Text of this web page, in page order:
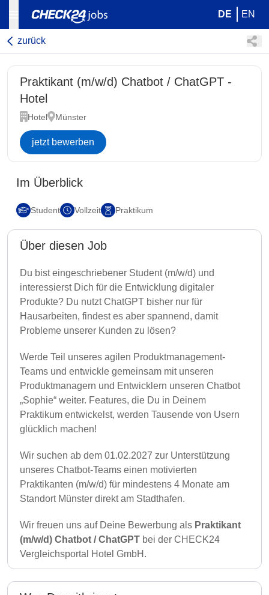
DE EN
zurück
Praktikant (m/w/d) Chatbot / ChatGPT -
Hotel
Hotel Münster
jetzt bewerben
Im Überblick
Student Vollzeit Praktikum
Über diesen Job
Du bist eingeschriebener Student (m/w/d) und
interessierst Dich für die Entwicklung digitaler
Produkte? Du nutzt ChatGPT bisher nur für
Hausarbeiten, findest es aber spannend, damit
Probleme unserer Kunden zu lösen?
Werde Teil unseres agilen Produktmanagement-
Teams und entwickle gemeinsam mit unseren
Produktmanagern und Entwicklern unseren Chatbot
„Sophie“ weiter. Features, die Du in Deinem
Praktikum entwickelst, werden Tausende von Usern
glücklich machen!
Wir suchen ab dem 01.02.2027 zur Unterstützung
unseres Chatbot-Teams einen motivierten
Praktikanten (m/w/d) für mindestens 4 Monate am
Standort Münster direkt am Stadthafen.
Wir freuen uns auf Deine Bewerbung als Praktikant
(m/w/d) Chatbot / ChatGPT bei der CHECK24
Vergleichsportal Hotel GmbH.